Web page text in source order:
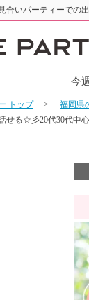
合いパーティーでの
今
トップ 福岡県
せる☆彡20代30代中